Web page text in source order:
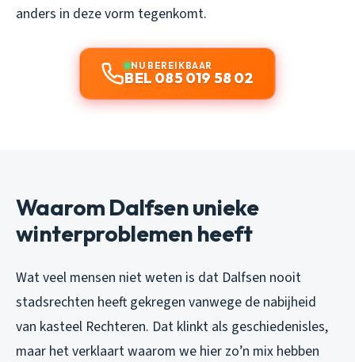
anders in deze vorm tegenkomt.
NU BEREIKBAAR
BEL 085 019 58 02
Waarom Dalfsen unieke
winterproblemen heeft
Wat veel mensen niet weten is dat Dalfsen nooit
stadsrechten heeft gekregen vanwege de nabijheid
van kasteel Rechteren. Dat klinkt als geschiedenisles,
maar het verklaart waarom we hier zo’n mix hebben